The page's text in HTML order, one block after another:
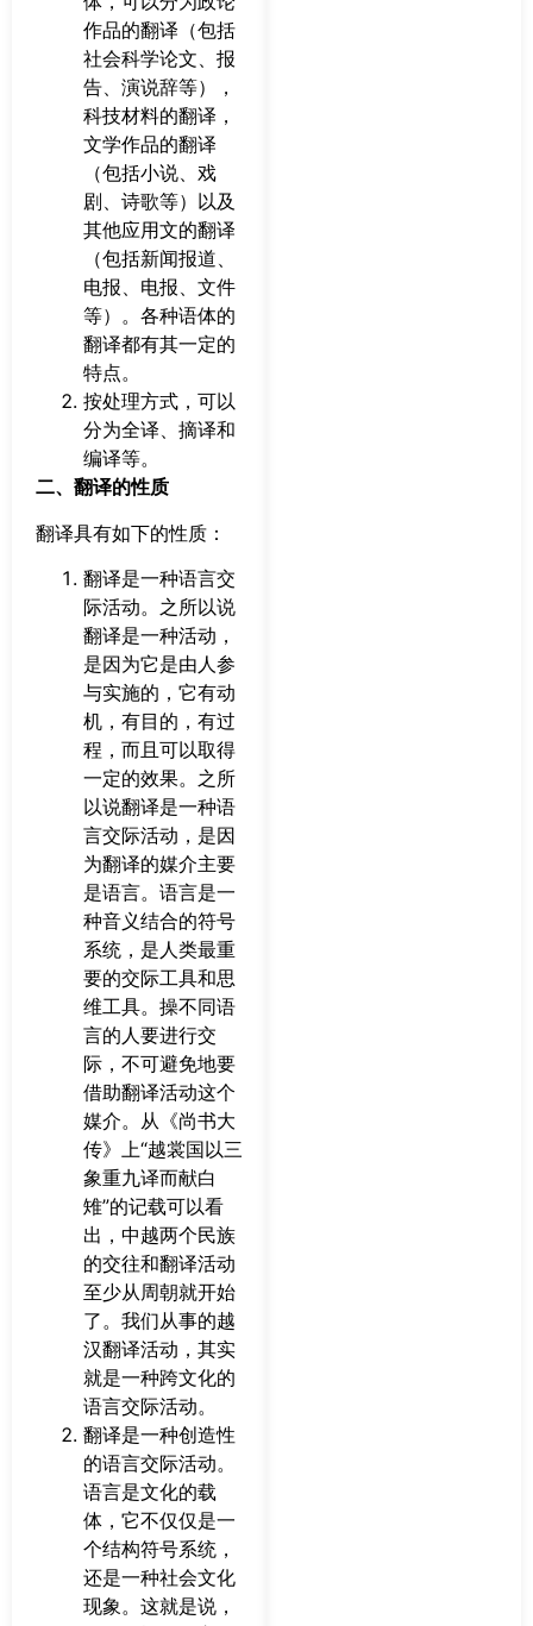
作品的翻译（包括
社会科学论文、报
告、演说辞等），
科技材料的翻译，
文学作品的翻译
（包括小说、戏
剧、诗歌等）以及
其他应用文的翻译
（包括新闻报道、
电报、电报、文件
等）。各种语体的
翻译都有其一定的
特点。
按处理方式，可以
分为全译、摘译和
编译等。
二、翻译的性质
翻译具有如下的性质：
翻译是一种语言交
际活动。之所以说
翻译是一种活动，
是因为它是由人参
与实施的，它有动
机，有目的，有过
程，而且可以取得
一定的效果。之所
以说翻译是一种语
言交际活动，是因
为翻译的媒介主要
是语言。语言是一
种音义结合的符号
系统，是人类最重
要的交际工具和思
维工具。操不同语
言的人要进行交
际，不可避免地要
借助翻译活动这个
媒介。从《尚书大
传》上“越裳国以三
象重九译而献白
雉”的记载可以看
出，中越两个民族
的交往和翻译活动
至少从周朝就开始
了。我们从事的越
汉翻译活动，其实
就是一种跨文化的
语言交际活动。
翻译是一种创造性
的语言交际活动。
语言是文化的载
体，它不仅仅是一
个结构符号系统，
还是一种社会文化
现象。这就是说，